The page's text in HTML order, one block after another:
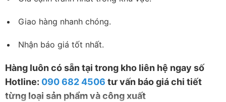
Giao hàng nhanh chóng.
Nhận báo giá tốt nhất.
Hàng luôn có sẵn tại trong kho liên hệ ngay số
Hotline: 090 682 4506 tư vấn báo giá chi tiết
từng loại sản phẩm và công xuất